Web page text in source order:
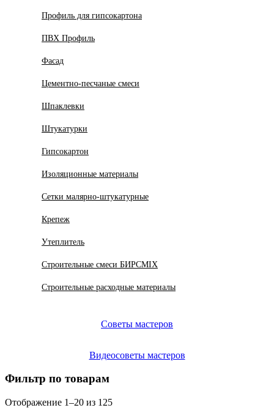
Профиль для гипсокартона
ПВХ Профиль
Фасад
Цементно-песчаные смеси
Шпаклевки
Штукатурки
Гипсокартон
Изоляционные материалы
Сетки малярно-штукатурные
Крепеж
Утеплитель
Строительные смеси БИРСMIX
Строительные расходные материалы
Советы мастеров
Видеосоветы мастеров
Фильтр по товарам
Отображение 1–20 из 125